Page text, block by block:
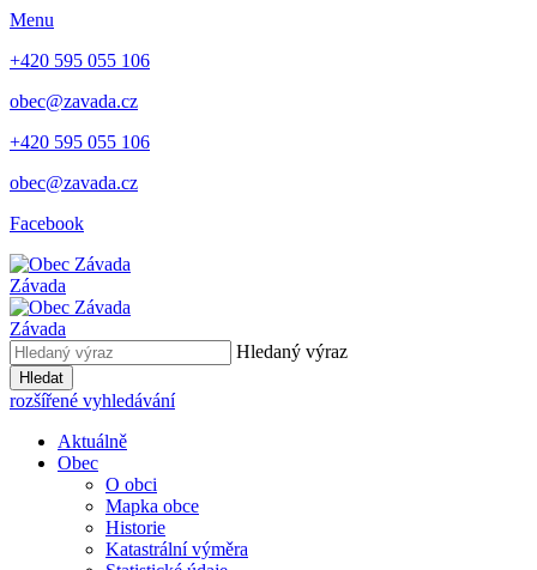
Menu
+420 595 055 106
obec@zavada.cz
+420 595 055 106
obec@zavada.cz
Facebook
Závada
Závada
Hledaný výraz
Hledat
rozšířené vyhledávání
Aktuálně
Obec
O obci
Mapka obce
Historie
Katastrální výměra